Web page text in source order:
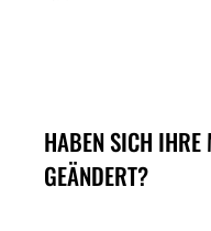
HABEN SICH IHRE
GEÄNDERT?